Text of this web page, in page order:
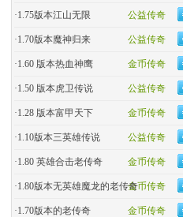
公益传奇
·1.75版本江山无限
公益传奇
·1.70版本魔神归来
金币传奇
·1.60 版本热血神鹰
公益传奇
·1.50 版本虎卫传说
金币传奇
·1.28 版本富甲天下
公益传奇
·1.10版本三英雄传说
金币传奇
·1.80 英雄合击老传奇
金币传奇
·1.80版本无英雄魔龙的老传奇
金币传奇
·1.70版本的老传奇